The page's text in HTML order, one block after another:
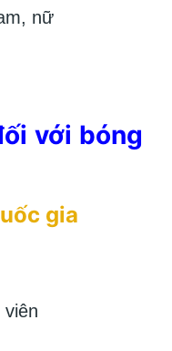
nữ
với bóng
gia
viên